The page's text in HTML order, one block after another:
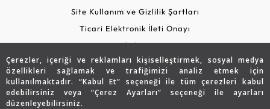
Çerezler, içeriği ve reklamları kişiselleştirmek, sosyal medya
özellikleri sağlamak ve trafiğimizi analiz etmek için
kullanılmaktadır. “Kabul Et” seçeneği ile tüm çerezleri kabul
edebilirsiniz veya “Çerez Ayarları” seçeneği ile ayarları
düzenleyebilirsiniz.
Site Kullanım ve Gizlilik Şartları
Ticari Elektronik İleti Onayı
KVKK Aydınlatma Metni
Güvenli Alışveriş